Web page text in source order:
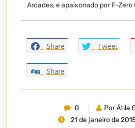
Arcades, e apaixonado por F-Zero
Share Tweet
Share
0
Por Átila
21 de janeiro de